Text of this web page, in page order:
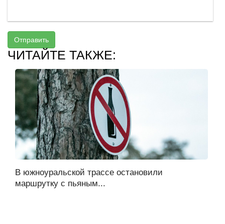
Отправить
ЧИТАЙТЕ ТАКЖЕ:
В южноуральской трассе остановили
маршрутку с пьяным...